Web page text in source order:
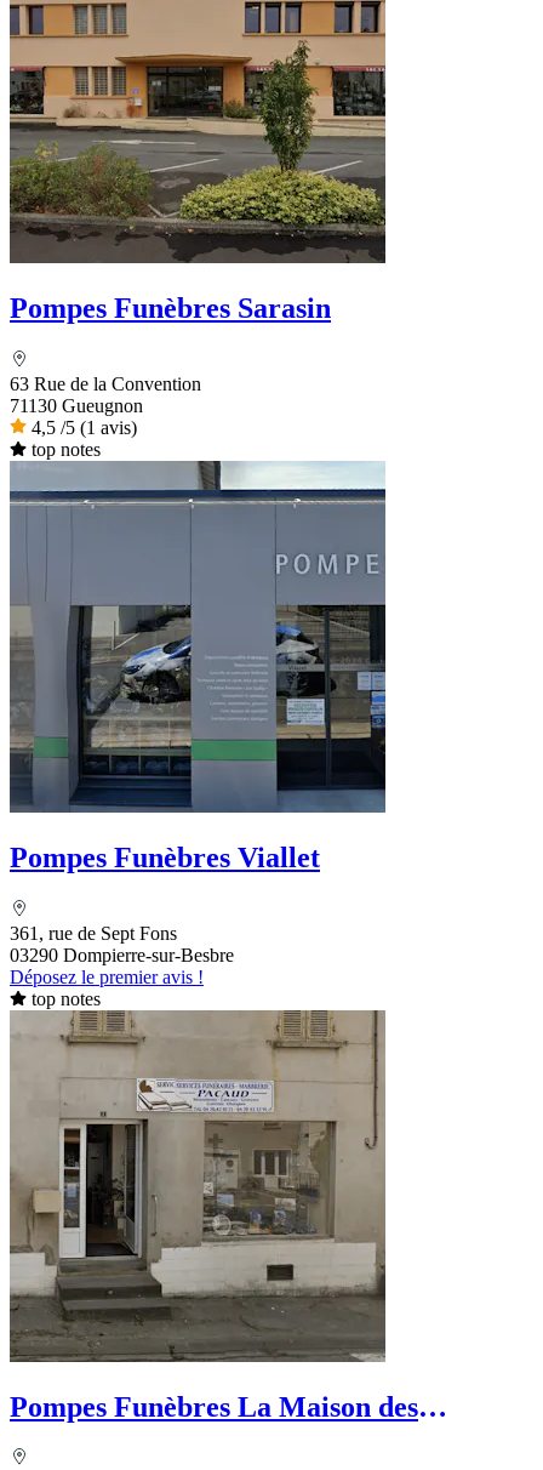
Pompes Funèbres Sarasin
63 Rue de la Convention
71130 Gueugnon
4,5 /5 (1 avis)
top notes
Pompes Funèbres Viallet
361, rue de Sept Fons
03290 Dompierre-sur-Besbre
Déposez le premier avis !
top notes
Pompes Funèbres La Maison des